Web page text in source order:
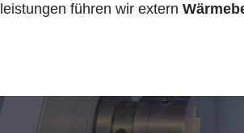
führen wir extern